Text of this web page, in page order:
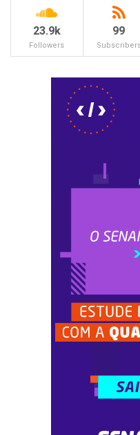
23.9k
Followers
99